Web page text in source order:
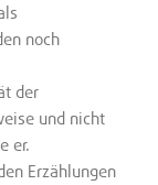
noch
der
und nicht
er.
Erzählungen